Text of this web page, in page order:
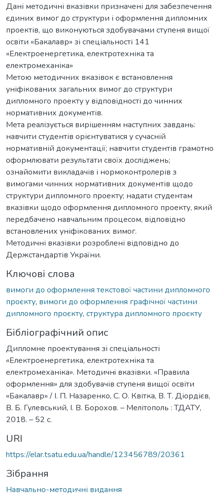
Дані методичні вказівки призначені для забезпечення
єдиних вимог до структури і оформлення дипломних
проектів, що виконуються здобувачами ступеня вищої
освіти «Бакалавр» зі спеціальності 141
«Електроенергетика, електротехніка та
електромеханіка»
Метою методичних вказівок є встановлення
уніфікованих загальних вимог до структури
дипломного проекту у відповідності до чинних
нормативних документів.
Мета реалізується вирішенням наступних завдань:
навчити студентів орієнтуватися у сучасній
нормативній документації; навчити студентів грамотно
оформлювати результати своїх досліджень;
ознайомити викладачів і нормоконтролерів з
вимогами чинних нормативних документів щодо
структури дипломного проекту; надати студентам
вказівки щодо оформлення дипломного проекту, який
передбачено навчальним процесом, відповідно
встановлених уніфікованих вимог.
Методичні вказівки розроблені відповідно до
Держстандартів України.
Ключові слова
вимоги до оформлення текстової частини дипломного
проєкту, вимоги до оформлення графічної частини
дипломного проєкту, структура дипломного проєкту
Бібліографічний опис
Дипломне проектування зі спеціальності
«Електроенергетика, електротехніка та
електромеханіка». Методичнi вказівки. «Правила
оформлення» для здобувачів ступеня вищої освіти
«Бакалавр» / І. П. Назаренко, С. О. Квітка, В. Т. Діордієв,
В. Б. Гулевський, І. В. Борохов. – Мелітополь : ТДАТУ,
2018. – 52 с.
URI
https://elar.tsatu.edu.ua/handle/123456789/20361
Зібрання
Навчально-методичні видання